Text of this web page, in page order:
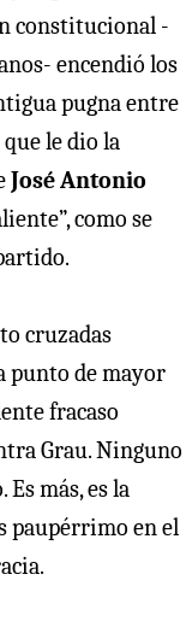
constitucional -
encendió los
pugna entre
le dio la
José Antonio
como se
cruzadas
punto de mayor
fracaso
Grau. Ninguno
más, es la
paupérrimo en el